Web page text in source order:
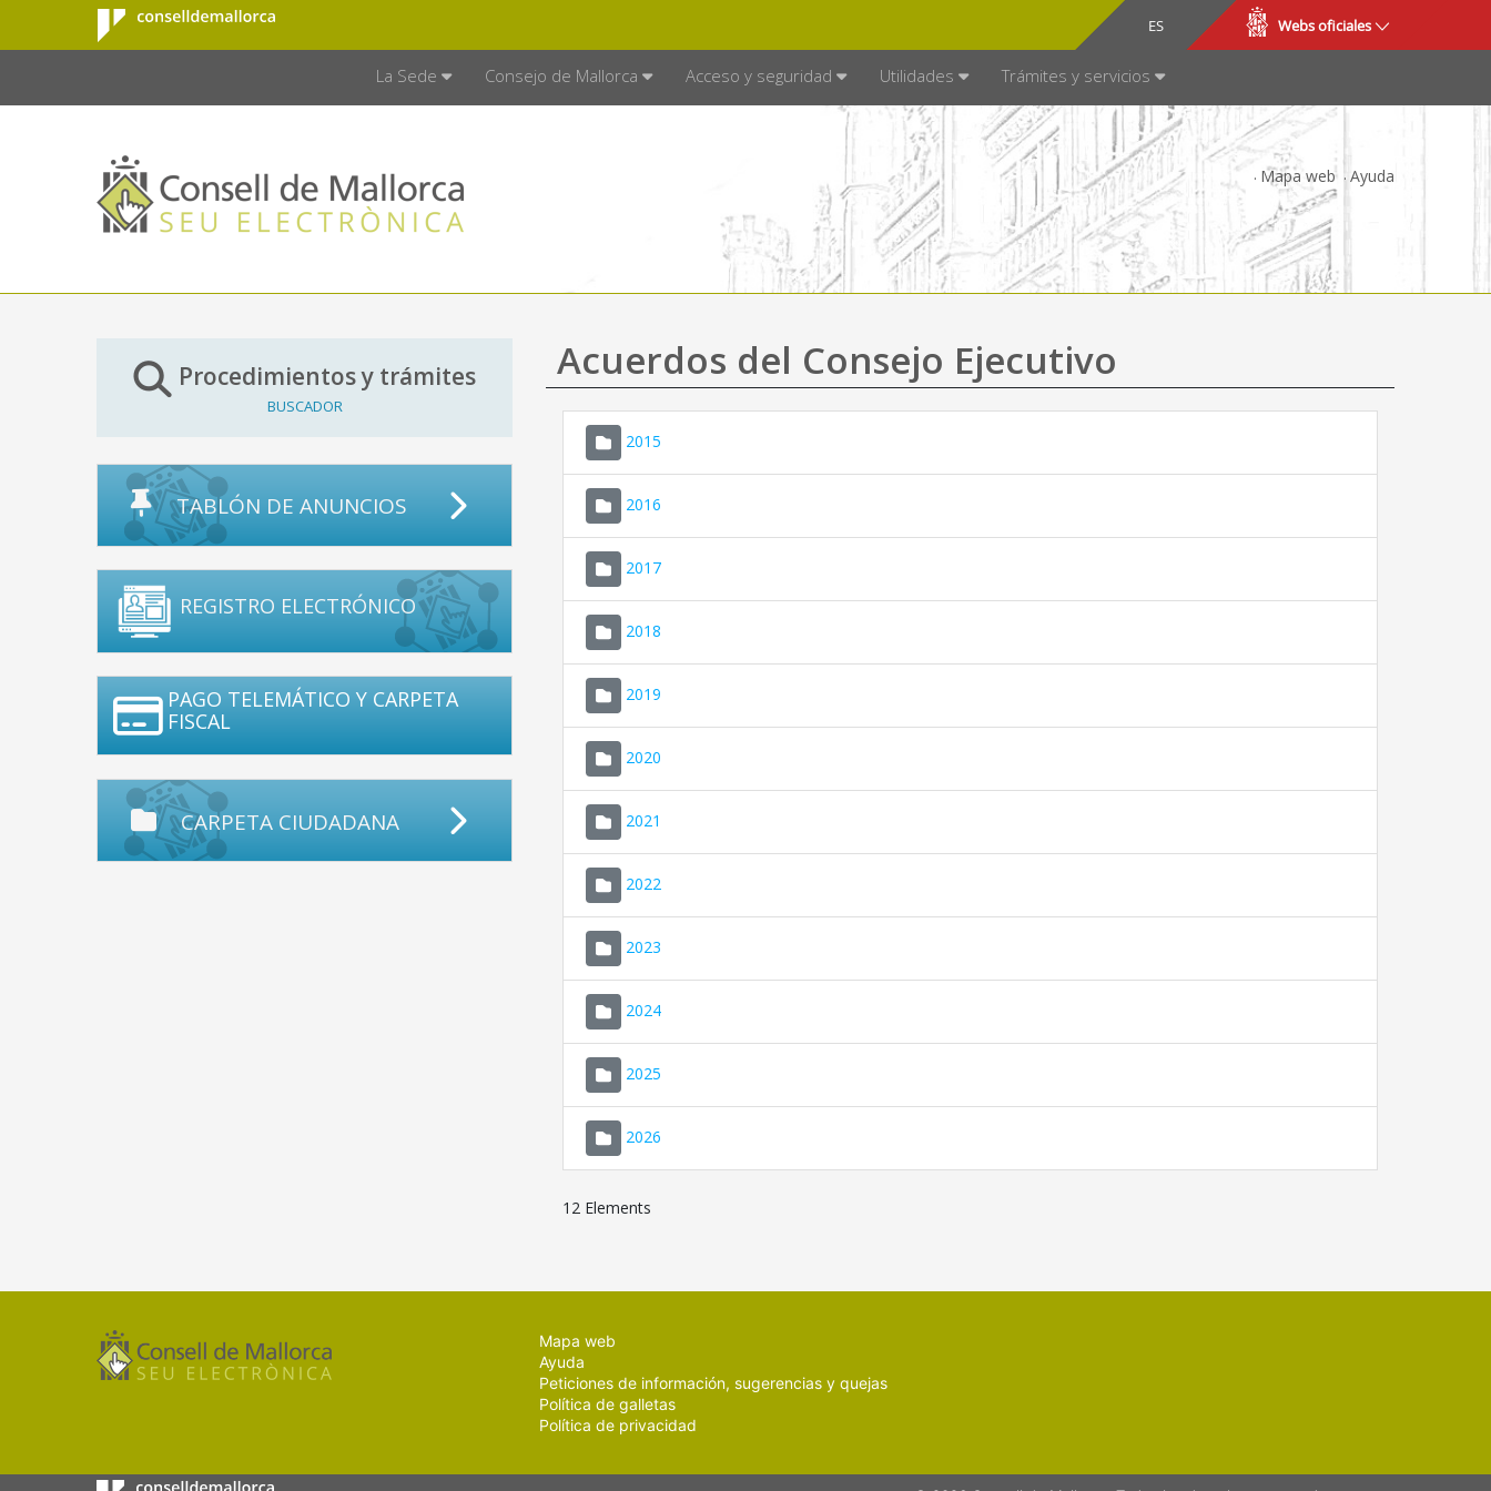
Saltar al contenido principal
Consell de
Mallorca
ES
CA Webs oficiales
La Sede Consejo de Mallorca Acceso y seguridad Utilidades Trámites y servicios
Mapa web Ayuda
Procedimientos y trámites
BUSCADOR
TABLÓN DE ANUNCIOS
REGISTRO ELECTRÓNICO
PAGO TELEMÁTICO Y CARPETA
FISCAL
CARPETA CIUDADANA
Acuerdos del Consejo Ejecutivo
2015
2016
2017
2018
2019
2020
2021
2022
2023
2024
2025
2026
12 Elements
Mapa web
Ayuda
Peticiones de información, sugerencias y quejas
Política de galletas
Política de privacidad